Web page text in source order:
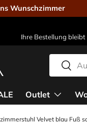
Wunschzimmer
Ihre Bestellung
Suchen
Outlet
Velvet blau Fuß